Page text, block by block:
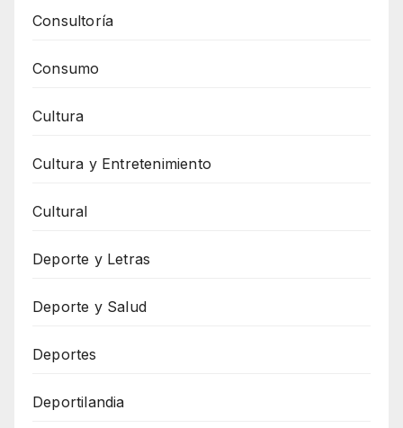
Consultoría
Consumo
Cultura
Cultura y Entretenimiento
Cultural
Deporte y Letras
Deporte y Salud
Deportes
Deportilandia